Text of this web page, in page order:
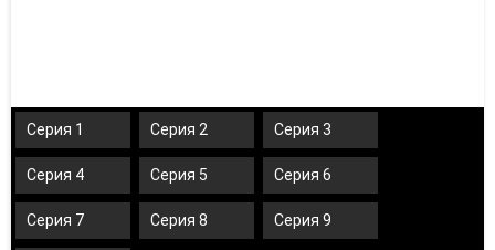
Серия 1 Серия 2 Серия 3
Серия 4 Серия 5 Серия 6
Серия 7 Серия 8 Серия 9